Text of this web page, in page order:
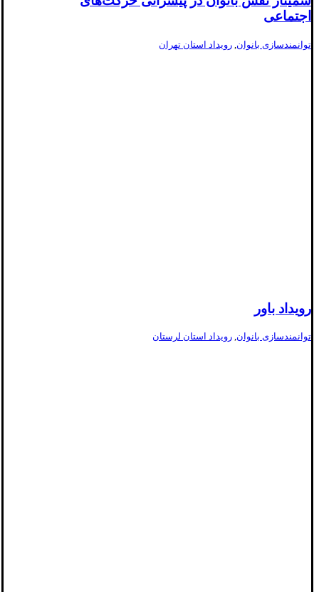
اجتماعی
توانمندسازی بانوان, رویداد استان تهران
رویداد باور
توانمندسازی بانوان, رویداد استان لرستان